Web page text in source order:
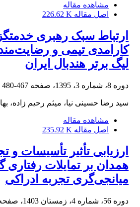
مشاهده مقاله
اصل مقاله 226.62 K
ارتباط سبک رهبری
کارامدی تیمی و
لیگ برتر هندبال ایران
دوره 8، شماره 3، 1395، صفحه 467-480
سید رضا حسینی نیا، میثم رحیم زاده،
مشاهده مقاله
اصل مقاله 235.92 K
ارزیابی تأثیر تأسیسات و
همدان بر تمایلات رفتاری
میانجی‌گری تجربه ادراکی
دوره 56، شماره 4، زمستان 1403، صفحه